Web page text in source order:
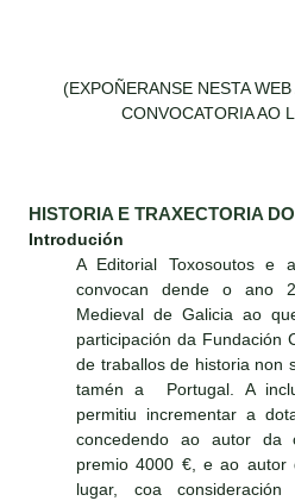
(EXPOÑERANSE NESTA
CONVOCATORIA AO
HISTORIA E TRAXECTORIA
Introdución
A Editorial Toxosoutos e
convocan dende o ano
Medieval de Galicia ao
participación da Fundación
de traballos de historia non
tamén a Portugal. A
permitiu incrementar a
concedendo ao autor da
premio 4000 €, e ao autor
lugar, coa